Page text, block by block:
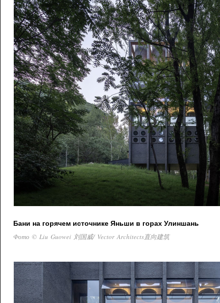
Бани на горячем источнике Яньши в горах Улиншань
Фото © Liu Guowei 刘国威/ Vector Architects直向建筑